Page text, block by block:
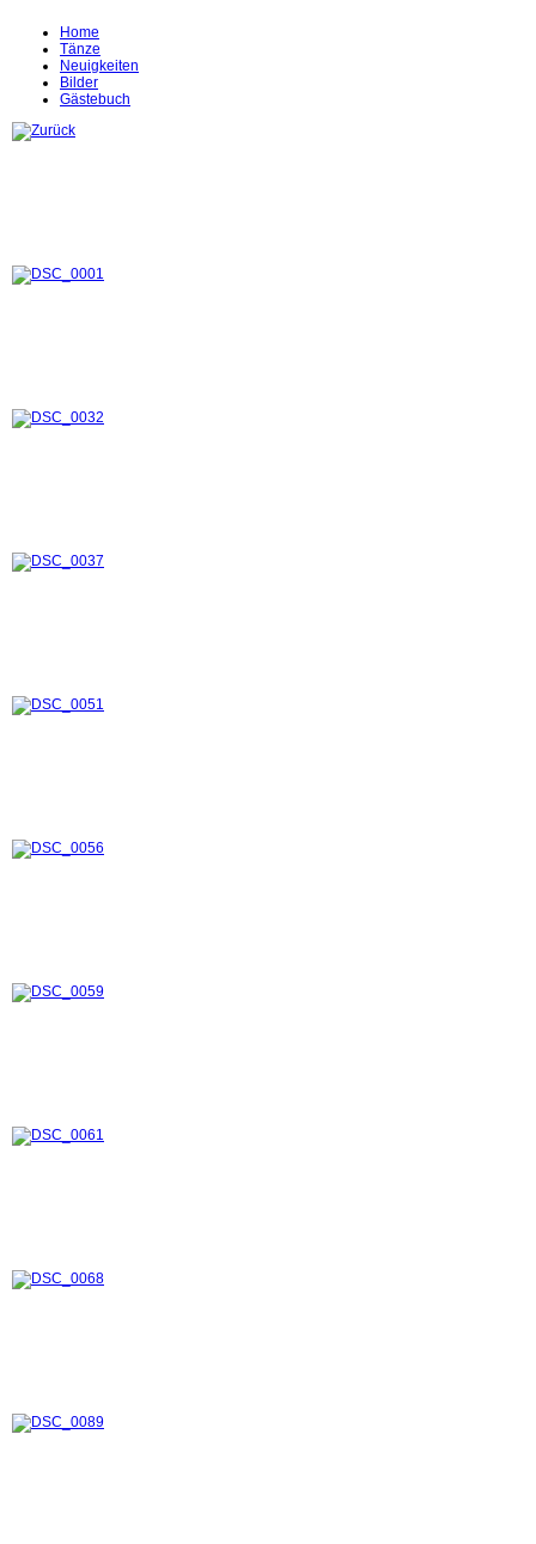
Home
Tänze
Neuigkeiten
Bilder
Gästebuch